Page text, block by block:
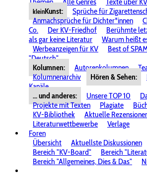
kleinKunst:
Sprüche für
Anmachsprüche für Dichter*innen
Co.
Der KV-Friedhof Berühmte
als gar keine Literatur
Warum heißt
Werbeanzeigen für KV
Best of
"Deutsch"
Kolumnen:
Autorenkolumnen
Kolumnenarchiv
Hören & Sehen:
Kanäle
... und anderes:
Unsere TOP 10
Projekte mit Texten
Plagiate
KV-Bibliothek
Aktuelle
Literaturwettbewerbe
Verlage
Foren
Übersicht
Aktuellste Diskussionen
Bereich "KV-Board"
Bereich
Bereich "Allgemeines, Dies & Das"